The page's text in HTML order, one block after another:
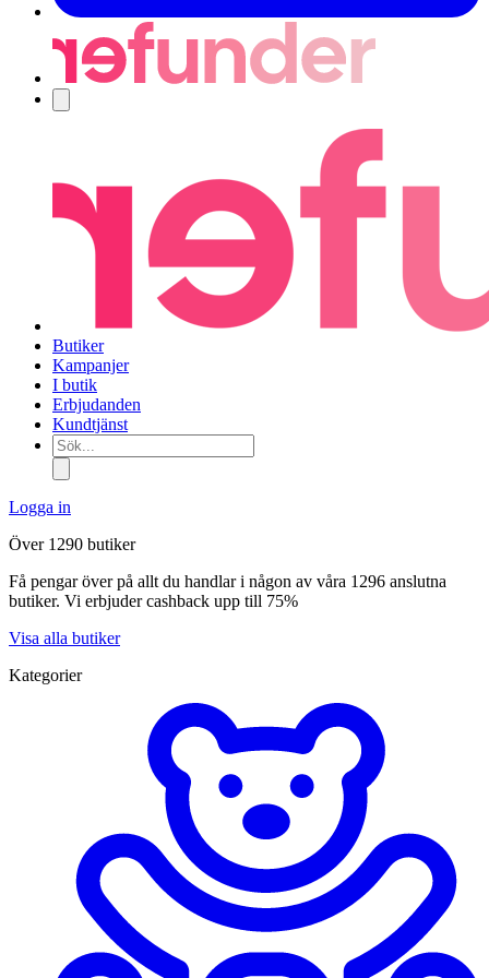
Butiker
Kampanjer
I butik
Erbjudanden
Kundtjänst
Sök...
Logga in
Över 1290 butiker
Få pengar över på allt du handlar i någon av våra 1296 anslutna
butiker. Vi erbjuder cashback upp till 75%
Visa alla butiker
Kategorier